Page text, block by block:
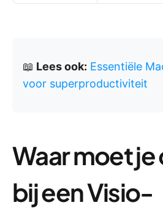
📖 Lees ook: Essentiële
voor superproductiviteit
Waar moet
bij een Visio-